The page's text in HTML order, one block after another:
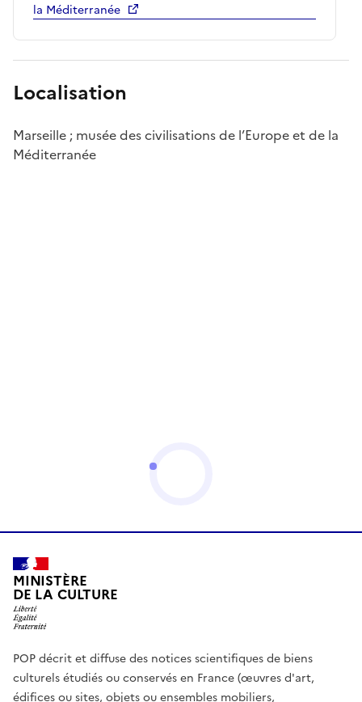
la Méditerranée
Localisation
Marseille ; musée des civilisations de l’Europe et de la
Méditerranée
MINISTÈRE
DE LA CULTURE
POP décrit et diffuse des notices scientifiques de biens
culturels étudiés ou conservés en France (œuvres d'art,
édifices ou sites, objets ou ensembles mobiliers,